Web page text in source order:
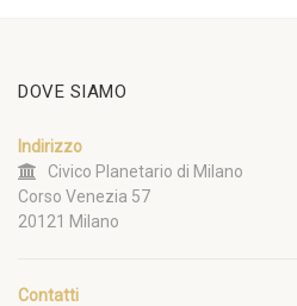
DOVE SIAMO
Indirizzo
Civico Planetario di Milano
Corso Venezia 57
20121 Milano
Contatti